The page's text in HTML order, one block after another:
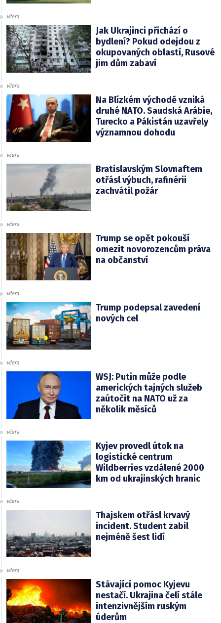
včera
Jak Ukrajinci přichází o
bydlení? Pokud odejdou z
okupovaných oblastí, Rusové
jim dům zabaví
včera
Na Blízkém východě vzniká
druhé NATO. Saudská Arábie,
Turecko a Pákistán uzavřely
významnou dohodu
včera
Bratislavským Slovnaftem
otřásl výbuch, rafinérii
zachvátil požár
včera
Trump se opět pokouší
omezit novorozencům práva
na občanství
včera
Trump podepsal zavedení
nových cel
včera
WSJ: Putin může podle
amerických tajných služeb
zaútočit na NATO už za
několik měsíců
včera
Kyjev provedl útok na
logistické centrum
Wildberries vzdálené 2000
km od ukrajinských hranic
včera
Thajskem otřásl krvavý
incident. Student zabil
nejméně šest lidí
včera
Stávající pomoc Kyjevu
nestačí. Ukrajina čelí stále
intenzivnějším ruským
úderům